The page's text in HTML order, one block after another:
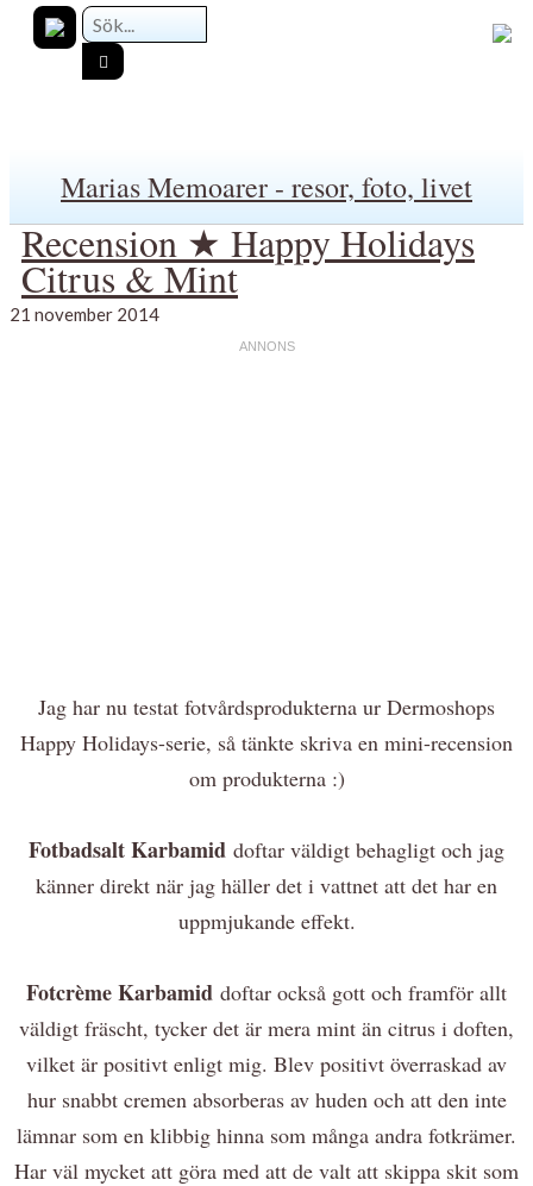
Marias Memoarer - resor, foto, livet
Recension ★ Happy Holidays
Citrus & Mint
21 november 2014
Jag har nu testat fotvårdsprodukterna ur Dermoshops
Happy Holidays-serie, så tänkte skriva en mini-recension
om produkterna :)
Fotbadsalt Karbamid doftar väldigt behagligt och jag
känner direkt när jag häller det i vattnet att det har en
uppmjukande effekt.
Fotcrème Karbamid doftar också gott och framför allt
väldigt fräscht, tycker det är mera mint än citrus i doften,
vilket är positivt enligt mig. Blev positivt överraskad av
hur snabbt cremen absorberas av huden och att den inte
lämnar som en klibbig hinna som många andra fotkrämer.
Har väl mycket att göra med att de valt att skippa skit som